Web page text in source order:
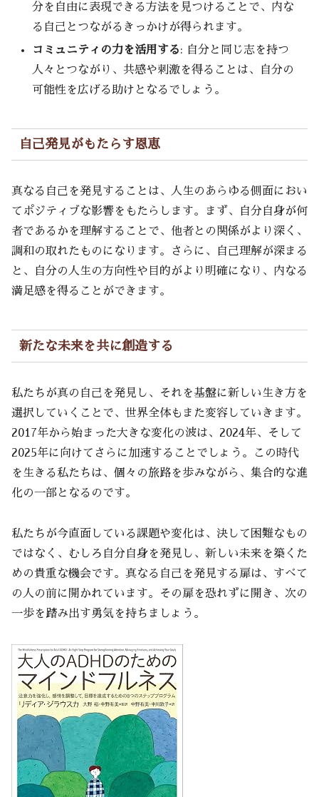
分を自由に表現できる方法を見つけることで、内な
る自己とつながるきっかけが得られます。
コミュニティの力を活用する: 自分と同じ志を持つ
人々とつながり、共感や刺激を得ることは、自分の
可能性を広げる助けとなるでしょう。
自己発見がもたらす恩恵
真なる自己を発見することは、人生のあらゆる側面におい
てポジティブな影響をもたらします。まず、自分自身が何
者であるかを理解することで、他者との関係がより深く、
調和の取れたものになります。さらに、自己理解が深まる
と、自分の人生の方向性や目的がより明確になり、内なる
満足感を得ることができます。
新たな未来を共に創造する
私たちが真の自己を発見し、それを基盤に新しい生き方を
選択していくことで、世界全体もまた変容していきます。
2017年から始まった大きな変化の波は、2024年、そして
2025年に向けてさらに加速することでしょう。この時代
を生きる私たちは、個々の旅路を歩みながら、集合的な進
化の一部となるのです。
私たちが今直面している課題や変化は、決して困難なもの
ではなく、むしろ自分自身を発見し、新しい未来を築くた
めの貴重な機会です。真なる自己を発見する扉は、すべて
の人の前に開かれています。その扉を恐れずに開き、次の
一歩を踏み出す勇気を持ちましょう。